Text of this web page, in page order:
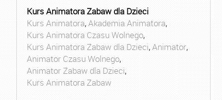
Kurs Animatora Zabaw dla Dzieci
Kurs Animatora,Akademia Animatora,
Kurs Animatora Czasu Wolnego,
Kurs Animatora Zabaw dla Dzieci,Animator,
Animator Czasu Wolnego,
Animator Zabaw dla Dzieci,
Kurs Animatora Zabaw